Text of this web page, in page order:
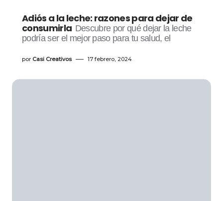
Adiós a la leche: razones para dejar de
consumirla Descubre por qué dejar la leche
podría ser el mejor paso para tu salud, el
por Casi Creativos 17 febrero, 2024